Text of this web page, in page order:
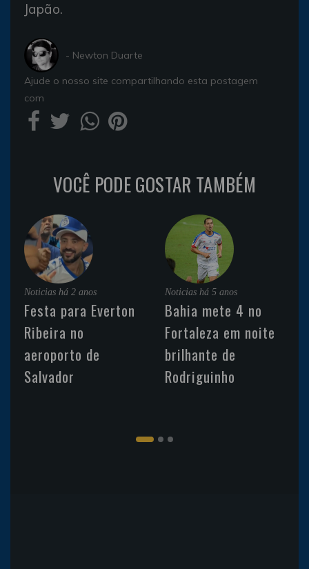
Japão.
- Newton Duarte
Ajude o nosso site compartilhando esta postagem
com
VOCÊ PODE GOSTAR TAMBÉM
Noticias há 2 anos
Festa para Everton
Ribeira no
aeroporto de
Salvador
Noticias há 5 anos
Bahia mete 4 no
Fortaleza em noite
brilhante de
Rodriguinho